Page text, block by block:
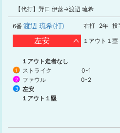
【代打】野口 伊蕗→渡辺 琉希
6番 渡辺 琉希(打) 右打 2年 投
左安 １アウト１塁
１アウト走者なし
1 ストライク 0-1
2 ファウル 0-2
3
左安
１アウト１塁